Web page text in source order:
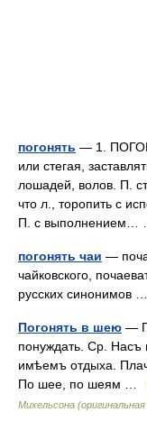
погонять — 1.
или стегая,
лошадей, волов. П.
что л., торопить с
П. с
погонять чаи —
чайковского,
русских синонимов
Погонять в шею —
понуждать. Ср.
имѣемъ отдыха.
По шее, по шеям …
Михельсона